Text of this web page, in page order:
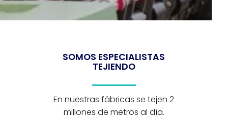
SOMOS ESPECIALISTAS
TEJIENDO
En nuestras fábricas se tejen 2
millones de metros al día.